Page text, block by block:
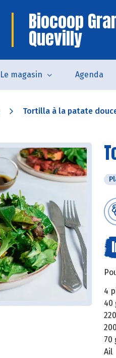
Biocoop
Quevilly
Le magasin Agenda
Tortilla à la patate
4
40
70
Ail